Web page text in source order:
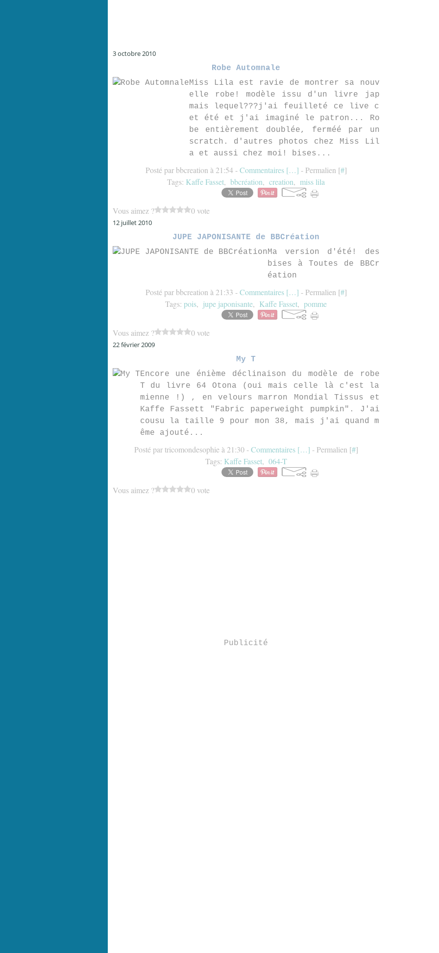
3 octobre 2010
Robe Automnale
Miss Lila est ravie de montrer sa nouv
elle robe! modèle issu d'un livre jap
mais lequel???j'ai feuilleté ce live c
et été et j'ai imaginé le patron... Ro
be entièrement doublée, ferméé par un
scratch. d'autres photos chez Miss Lil
a et aussi chez moi! bises...
Posté par bbcreation à 21:54 -Commentaires […] - Permalien [#]
Tags: Kaffe Fasset, bbcréation, creation, miss lila
Vous aimez ? 0 vote
12 juillet 2010
JUPE JAPONISANTE de BBCréation
Ma version d'été! des
bises à Toutes de BBCr
éation
Posté par bbcreation à 21:33 -Commentaires […] - Permalien [#]
Tags: pois, jupe japonisante, Kaffe Fasset, pomme
Vous aimez ? 0 vote
22 février 2009
My T
Encore une énième déclinaison du modèle de robe
T du livre 64 Otona (oui mais celle là c'est la
mienne !) , en velours marron Mondial Tissus et
Kaffe Fassett "Fabric paperweight pumpkin". J'ai
cousu la taille 9 pour mon 38, mais j'ai quand m
ême ajouté...
Posté par tricomondesophie à 21:30 -Commentaires […] - Permalien [#]
Tags: Kaffe Fasset, 064-T
Vous aimez ? 0 vote
Publicité